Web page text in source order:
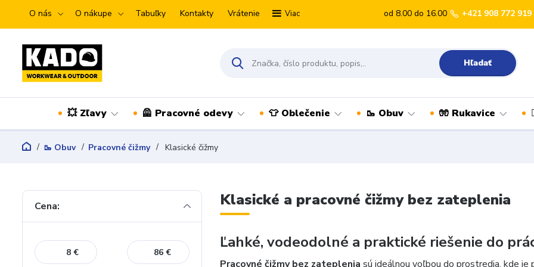
O nás O nákupe Tabuľky Kontakty Vrátenie Viac
Hľadať
od 8.00 do 16.00 +421 908 772 919
💥 Zľavy 🦺 Pracovné odevy 👕 Oblečenie 🥾 Obuv 🧤 Rukavice
🥾 Obuv Pracovné čižmy Klasické čižmy
Klasické a pracovné čižmy bez zateplenia
Ľahké, vodeodolné a praktické riešenie do
Pracovné čižmy bez zateplenia sú ideálnou voľbou do prostredia, kde
Cena:
€ €